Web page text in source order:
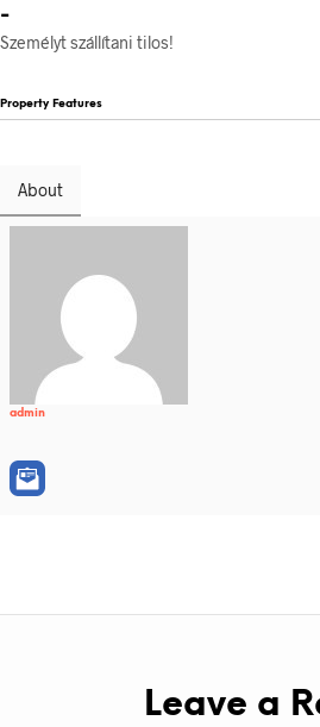
-
Személyt szállítani tilos!
Property Features
About
admin
Leave a